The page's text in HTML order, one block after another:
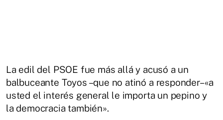
La edil del PSOE fue más allá y acusó a un
balbuceante Toyos –que no atinó a responder– «a
usted el interés general le importa un pepino y
la democracia también».